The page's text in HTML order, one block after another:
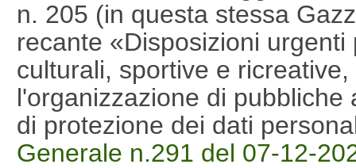
n. 205 (in questa stessa
recante «Disposizioni
culturali, sportive e
l'organizzazione di
di protezione dei dati
Generale n.291 del 07-12-